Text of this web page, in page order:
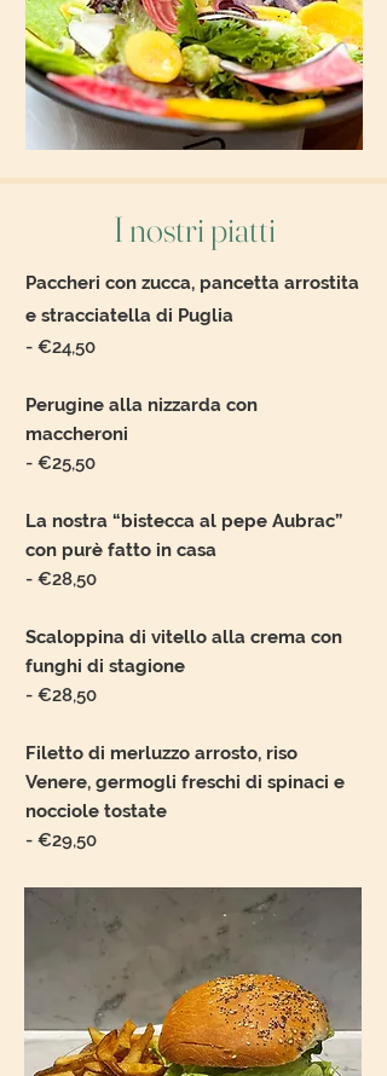
I nostri piatti
Paccheri con zucca, pancetta arrostita
e stracciatella di Puglia
- €24,50
Perugine alla nizzarda con
maccheroni
- €25,50
La nostra “bistecca al pepe Aubrac”
con purè fatto in casa
- €28,50
Scaloppina di vitello alla crema con
funghi di stagione
- €28,50
Filetto di merluzzo arrosto, riso
Venere, germogli freschi di spinaci e
nocciole tostate
- €29,50